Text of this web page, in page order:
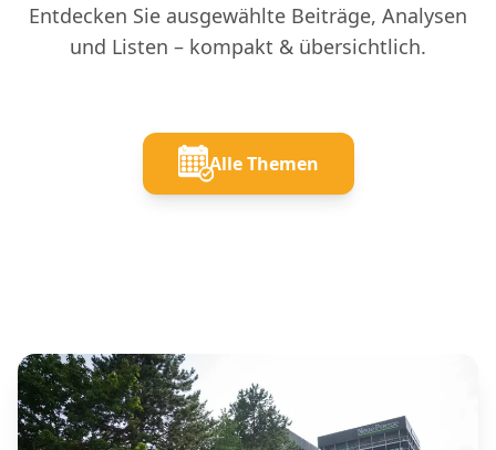
Entdecken Sie ausgewählte Beiträge, Analysen
und Listen – kompakt & übersichtlich.
Alle Themen